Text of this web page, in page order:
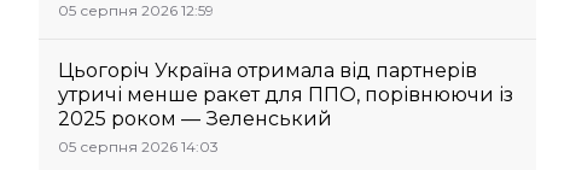
05 серпня 2026 12:59
Цьогоріч Україна отримала від партнерів
утричі менше ракет для ППО, порівнюючи із
2025 роком — Зеленський
05 серпня 2026 14:03